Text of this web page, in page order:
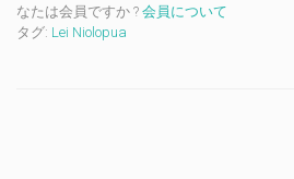
なたは会員ですか ? 会員について
タグ: Lei Niolopua